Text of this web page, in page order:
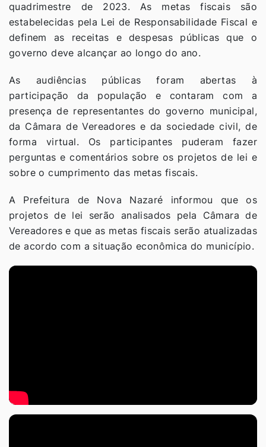
quadrimestre de 2023. As metas fiscais são
estabelecidas pela Lei de Responsabilidade Fiscal e
definem as receitas e despesas públicas que o
governo deve alcançar ao longo do ano.
As audiências públicas foram abertas à
participação da população e contaram com a
presença de representantes do governo municipal,
da Câmara de Vereadores e da sociedade civil, de
forma virtual. Os participantes puderam fazer
perguntas e comentários sobre os projetos de lei e
sobre o cumprimento das metas fiscais.
A Prefeitura de Nova Nazaré informou que os
projetos de lei serão analisados pela Câmara de
Vereadores e que as metas fiscais serão atualizadas
de acordo com a situação econômica do município.